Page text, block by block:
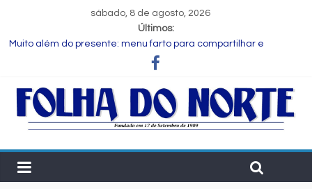
sábado, 8 de agosto, 2026
Últimos:
Muito além do presente: menu farto para compartilhar e
cérebro masculino
Central de Eleições da Rede Bahia inicia nova rodada de
entrevistas com os candidatos ao Governo do Estado
em quatro praças.
Bruno Reis e Zé Cocá são recebidos por Wilson Cardoso para
visita às obras de modernização da UPB e destacam união do